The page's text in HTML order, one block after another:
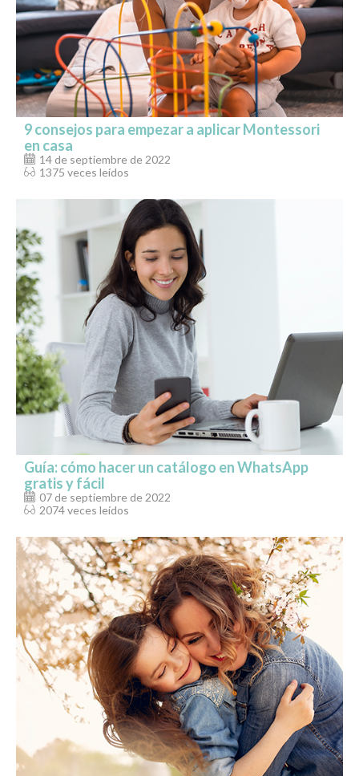
9 consejos para empezar a aplicar Montessori
en casa
14 de septiembre de 2022
1375 veces leídos
Guía: cómo hacer un catálogo en WhatsApp
gratis y fácil
07 de septiembre de 2022
2074 veces leídos